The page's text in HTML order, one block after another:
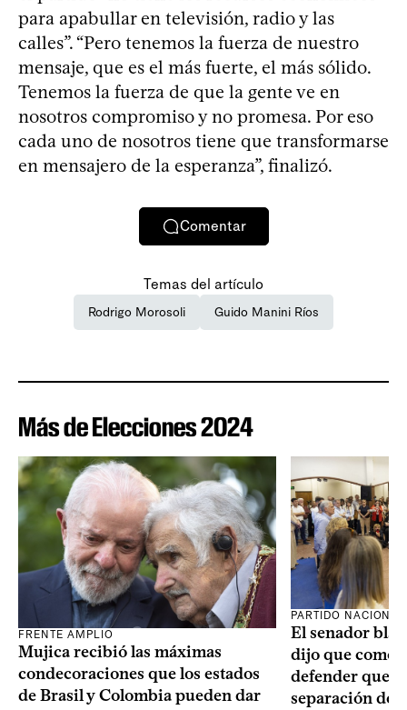
para apabullar en televisión, radio y las
calles”. “Pero tenemos la fuerza de nuestro
mensaje, que es el más fuerte, el más sólido.
Tenemos la fuerza de que la gente ve en
nosotros compromiso y no promesa. Por eso
cada uno de nosotros tiene que transformarse
en mensajero de la esperanza”, finalizó.
Comentar
Temas del artículo
Rodrigo Morosoli Guido Manini Ríos
Más de Elecciones 2024
FRENTE AMPLIO
Mujica recibió las máximas
condecoraciones que los estados
de Brasil y Colombia pueden dar
PARTIDO NACIONAL
El senador
dijo que como
defender que
separación de